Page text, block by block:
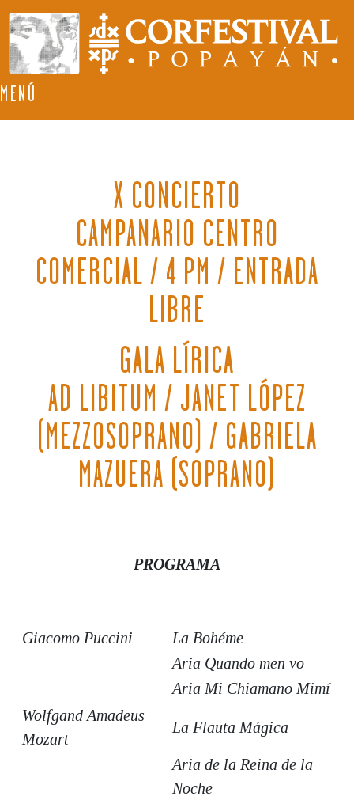
MENÚ
X CONCIERTO
CAMPANARIO CENTRO
COMERCIAL / 4 PM / ENTRADA
LIBRE
GALA LÍRICA
AD LIBITUM / JANET LÓPEZ
(MEZZOSOPRANO) / GABRIELA
MAZUERA (SOPRANO)
PROGRAMA
Giacomo Puccini
La Bohéme
Aria Quando men vo
Aria Mi Chiamano Mimí
Wolfgand Amadeus
Mozart
La Flauta Mágica
Aria de la Reina de la
Noche